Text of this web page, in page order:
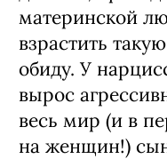
материнской
взрастить
обиду. У
вырос
весь мир (и в
на женщин!)